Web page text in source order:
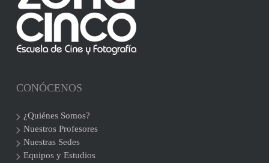
CONÓCENOS
¿Quiénes Somos?
Nuestros Profesores
Nuestras Sedes
Equipos y Estudios